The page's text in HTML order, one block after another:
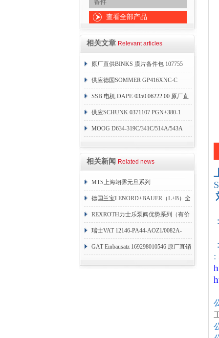
备件
查看全部产品
相关文章 Relevant articles
原厂直供BINKS 膜片备件包 107755
供应德国SOMMER GP416XNC-C
SSB 电机 DAPE-0350.06222.00 原厂直
销
供应SCHUNK 0371107 PGN+380-1
MOOG D634-319C/341C/514A/543A
相关新闻 Related news
MTS上海翊霈元旦系列
RHM3050MR081A01
德国兰宝LENORD+BAUER（L+B）全
系列编码器
REXROTH力士乐泵阀优势系列（有价
目表）
瑞士VAT 12146-PA44-AOZ1/0082A-
1173938
GAT Einbausatz 169298010546 原厂直销
: